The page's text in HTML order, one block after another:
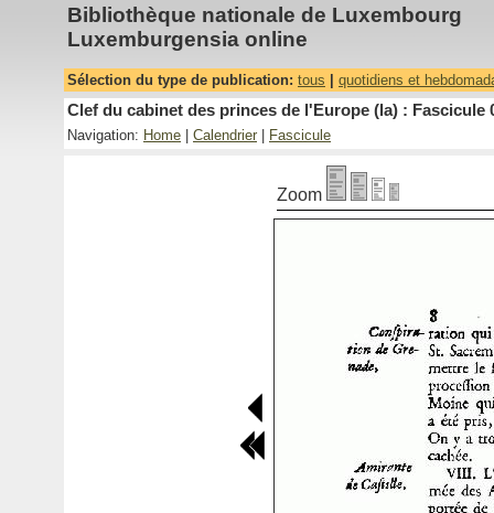
Bibliothèque nationale de Luxembourg
Luxemburgensia online
Sélection du type de publication: tous quotidiens et
Clef du cabinet des princes de l'Europe (la) : Fascicule
Navigation: Home Calendrier Fascicule
Zoom